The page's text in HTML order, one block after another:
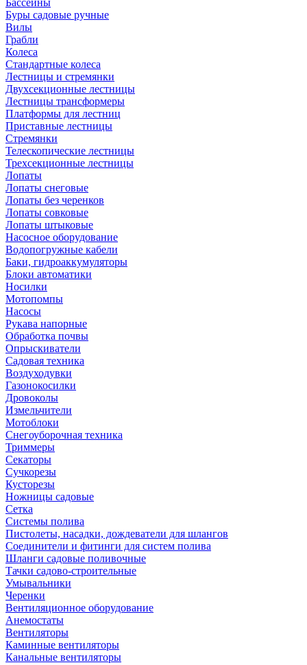
Бассейны
Буры садовые ручные
Вилы
Грабли
Колеса
Стандартные колеса
Лестницы и стремянки
Двухсекционные лестницы
Лестницы трансформеры
Платформы для лестниц
Приставные лестницы
Стремянки
Телескопические лестницы
Трехсекционные лестницы
Лопаты
Лопаты снеговые
Лопаты без черенков
Лопаты совковые
Лопаты штыковые
Насосное оборудование
Водопогружные кабели
Баки, гидроаккумуляторы
Блоки автоматики
Носилки
Мотопомпы
Насосы
Рукава напорные
Обработка почвы
Опрыскиватели
Садовая техника
Воздуходувки
Газонокосилки
Дровоколы
Измельчители
Мотоблоки
Снегоуборочная техника
Триммеры
Секаторы
Сучкорезы
Кусторезы
Ножницы садовые
Сетка
Системы полива
Пистолеты, насадки, дождеватели для шлангов
Соединители и фитинги для систем полива
Шланги садовые поливочные
Тачки садово-строительные
Умывальники
Черенки
Вентиляционное оборудование
Анемостаты
Вентиляторы
Каминные вентиляторы
Канальные вентиляторы